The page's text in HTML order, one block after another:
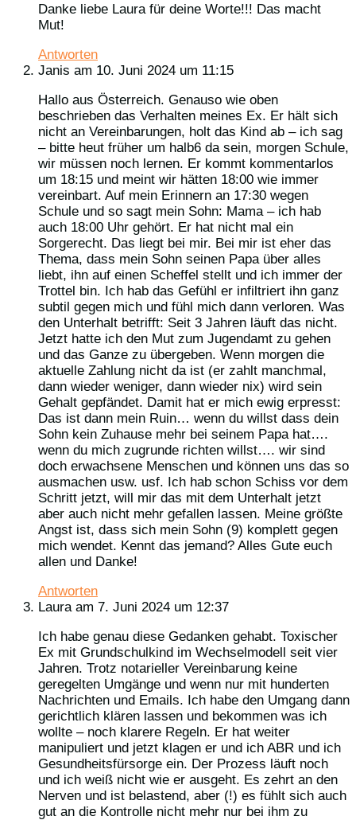
Danke liebe Laura für deine Worte!!! Das macht
Mut!
Antworten
Janis am 10. Juni 2024 um 11:15
Hallo aus Österreich. Genauso wie oben
beschrieben das Verhalten meines Ex. Er hält sich
nicht an Vereinbarungen, holt das Kind ab – ich sag
– bitte heut früher um halb6 da sein, morgen Schule,
wir müssen noch lernen. Er kommt kommentarlos
um 18:15 und meint wir hätten 18:00 wie immer
vereinbart. Auf mein Erinnern an 17:30 wegen
Schule und so sagt mein Sohn: Mama – ich hab
auch 18:00 Uhr gehört. Er hat nicht mal ein
Sorgerecht. Das liegt bei mir. Bei mir ist eher das
Thema, dass mein Sohn seinen Papa über alles
liebt, ihn auf einen Scheffel stellt und ich immer der
Trottel bin. Ich hab das Gefühl er infiltriert ihn ganz
subtil gegen mich und fühl mich dann verloren. Was
den Unterhalt betrifft: Seit 3 Jahren läuft das nicht.
Jetzt hatte ich den Mut zum Jugendamt zu gehen
und das Ganze zu übergeben. Wenn morgen die
aktuelle Zahlung nicht da ist (er zahlt manchmal,
dann wieder weniger, dann wieder nix) wird sein
Gehalt gepfändet. Damit hat er mich ewig erpresst:
Das ist dann mein Ruin… wenn du willst dass dein
Sohn kein Zuhause mehr bei seinem Papa hat….
wenn du mich zugrunde richten willst…. wir sind
doch erwachsene Menschen und können uns das so
ausmachen usw. usf. Ich hab schon Schiss vor dem
Schritt jetzt, will mir das mit dem Unterhalt jetzt
aber auch nicht mehr gefallen lassen. Meine größte
Angst ist, dass sich mein Sohn (9) komplett gegen
mich wendet. Kennt das jemand? Alles Gute euch
allen und Danke!
Antworten
Laura am 7. Juni 2024 um 12:37
Ich habe genau diese Gedanken gehabt. Toxischer
Ex mit Grundschulkind im Wechselmodell seit vier
Jahren. Trotz notarieller Vereinbarung keine
geregelten Umgänge und wenn nur mit hunderten
Nachrichten und Emails. Ich habe den Umgang dann
gerichtlich klären lassen und bekommen was ich
wollte – noch klarere Regeln. Er hat weiter
manipuliert und jetzt klagen er und ich ABR und ich
Gesundheitsfürsorge ein. Der Prozess läuft noch
und ich weiß nicht wie er ausgeht. Es zehrt an den
Nerven und ist belastend, aber (!) es fühlt sich auch
gut an die Kontrolle nicht mehr nur bei ihm zu